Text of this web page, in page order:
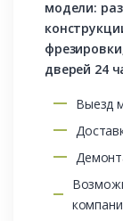
модели:
дверей 24
Выезд